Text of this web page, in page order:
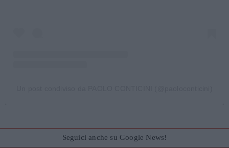
Seguici anche su Google News!